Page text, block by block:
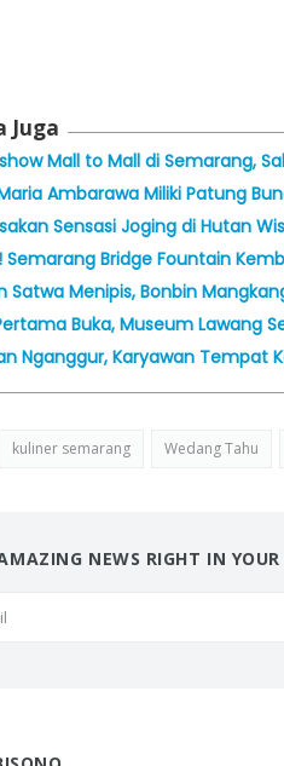
Juga
Mall to Mall di Semarang,
Ambarawa Miliki Patung
Sensasi Joging di Hutan
Semarang Bridge Fountain
Satwa Menipis, Bonbin
Buka, Museum Lawang
Nganggur, Karyawan Tempat
kuliner semarang Wedang Tahu
NEWS RIGHT IN